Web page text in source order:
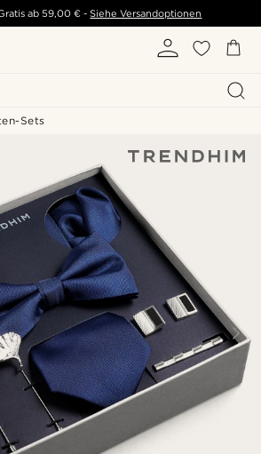
ab 59,00 € - Siehe Versandoptionen
Sets